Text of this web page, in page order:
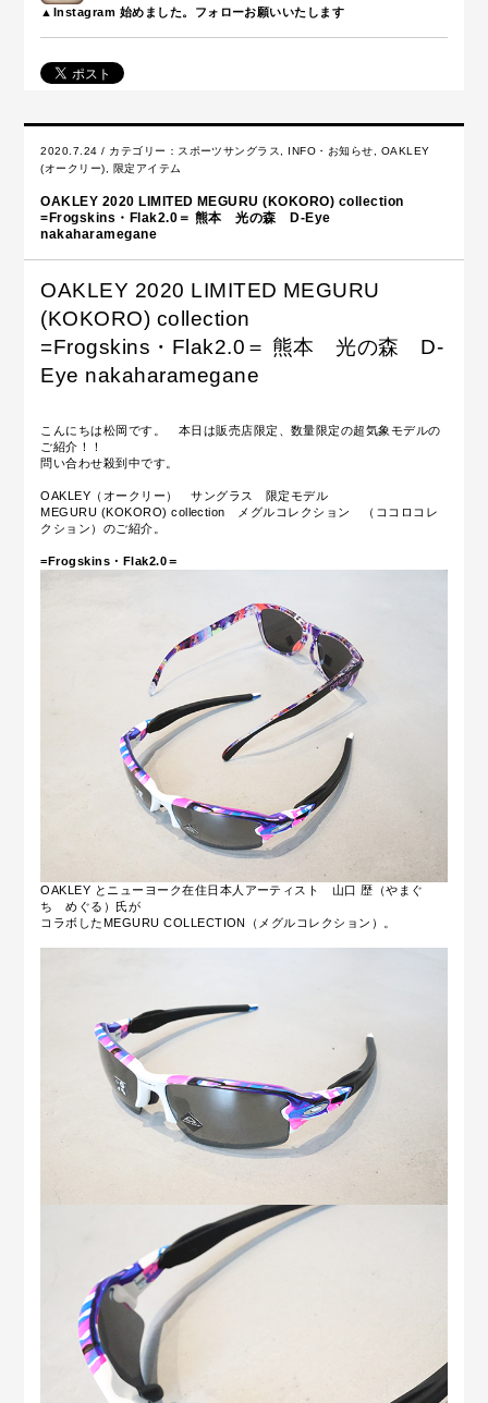
▲Instagram 始めました。フォローお願いいたします
2020.7.24 / カテゴリー： スポーツサングラス, INFO・お知らせ, OAKLEY
(オークリー), 限定アイテム
OAKLEY 2020 LIMITED MEGURU (KOKORO) collection
=Frogskins・Flak2.0＝ 熊本 光の森 D-Eye
nakaharamegane
OAKLEY 2020 LIMITED MEGURU
(KOKORO) collection
=Frogskins・Flak2.0＝ 熊本 光の森 D-
Eye nakaharamegane
こんにちは松岡です。 本日は販売店限定、数量限定の超気象モデルの
ご紹介！！
問い合わせ殺到中です。
OAKLEY（オークリー） サングラス 限定モデル
MEGURU (KOKORO) collection
メグルコレクション （ココロコレ
クション）のご紹介。
=Frogskins・Flak2.0＝
OAKLEY とニューヨーク在住日本人アーティスト 山口 歴（やまぐ
ち めぐる）氏が
コラボしたMEGURU COLLECTION（メグルコレクション）。